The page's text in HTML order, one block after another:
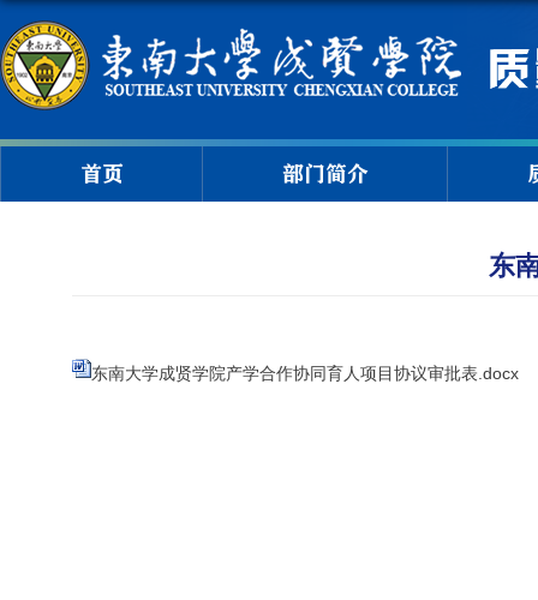
首页 部门简介
东
东南大学成贤学院产学合作协同育人项目协议审批表.docx